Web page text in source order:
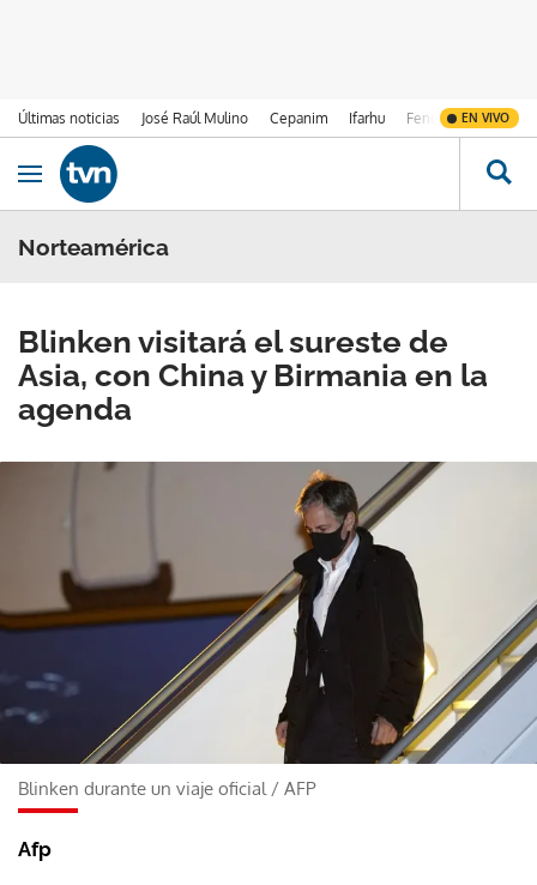
Últimas noticias José Raúl Mulino Cepanim Ifarhu Fenómeno de El
EN VIVO
Ir al contenido
Obrir navegació
Norteamérica
Blinken visitará el sureste de
Asia, con China y Birmania en la
agenda
Blinken durante un viaje oficial / AFP
Afp